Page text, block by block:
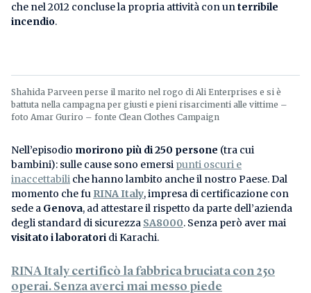
che nel 2012 concluse la propria attività con unterribile
incendio.
Shahida Parveen perse il marito nel rogo di Ali Enterprises e si è
battuta nella campagna per giusti e pieni risarcimenti alle vittime –
foto Amar Guriro – fonte Clean Clothes Campaign
Nell’episodio morirono più di 250 persone (tra cui
bambini): sulle cause sono emersi punti oscuri e
inaccettabili che hanno lambito anche il nostro Paese. Dal
momento che fu RINA Italy, impresa di certificazione con
sede a Genova, ad attestare il rispetto da parte dell’azienda
degli standard di sicurezza SA8000. Senza però aver mai
visitato i laboratori di Karachi.
RINA Italy certificò la fabbrica bruciata con 250
operai. Senza averci mai messo piede